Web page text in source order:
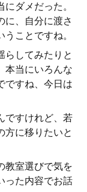
ダメだった。
に、自分に渡さ
ことですね。
らしてみたりと
本当にいろんな
ですね、今日は
ですけれど、若
方に移りたいと
教室選びで気を
った内容でお話